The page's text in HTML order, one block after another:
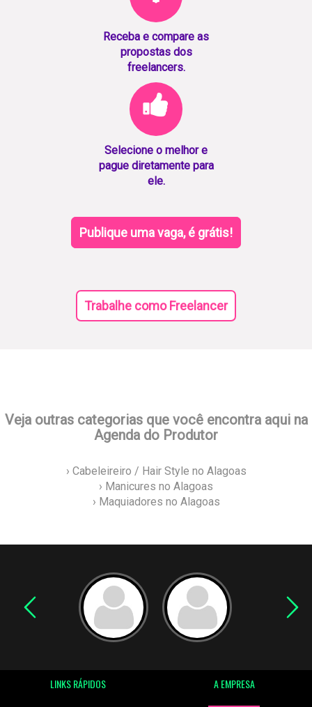
Receba e compare as
propostas dos
freelancers.
Selecione o melhor e
pague diretamente para
ele.
Publique uma vaga, é grátis!
Trabalhe como Freelancer
Veja outras categorias que você encontra aqui na
Agenda do Produtor
› Cabeleireiro / Hair Style no Alagoas
› Manicures no Alagoas
› Maquiadores no Alagoas
LINKS RÁPIDOS A EMPRESA